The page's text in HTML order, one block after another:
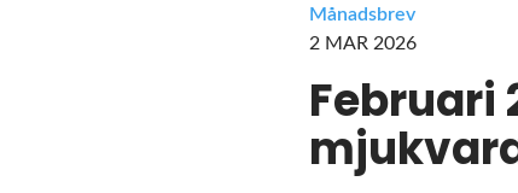
Månadsbrev
2 MAR 2026
Februari